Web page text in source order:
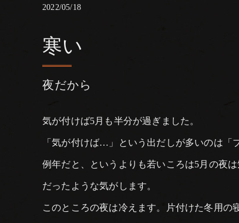
2022/05/18
夜だから
寒い
気が付けば5月も半分が過ぎました。
「気が付けば…」という出だしが多いのは「
例年だと、というよりも若いころは5月の夜
だったような気がします。
このところの夜は冷えます。片付けた冬用の